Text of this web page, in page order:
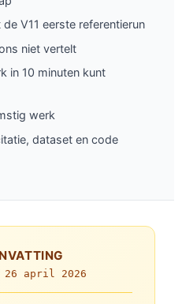
V11 eerste referentierun
niet vertelt
in 10 minuten kunt
werk
dataset en code
26 april 2026